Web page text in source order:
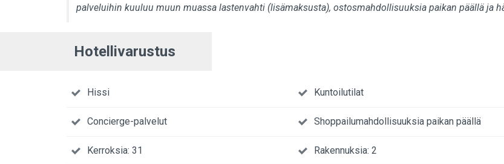
palveluihin kuuluu muun muassa lastenvahti (lisämaksusta), ostosmahdollisuuksia paikan päällä ja
Hotellivarustus
Hissi Kuntoilutilat
Concierge-palvelut Shoppailumahdollisuuksia paikan päällä
Kerroksia: 31 Rakennuksia: 2